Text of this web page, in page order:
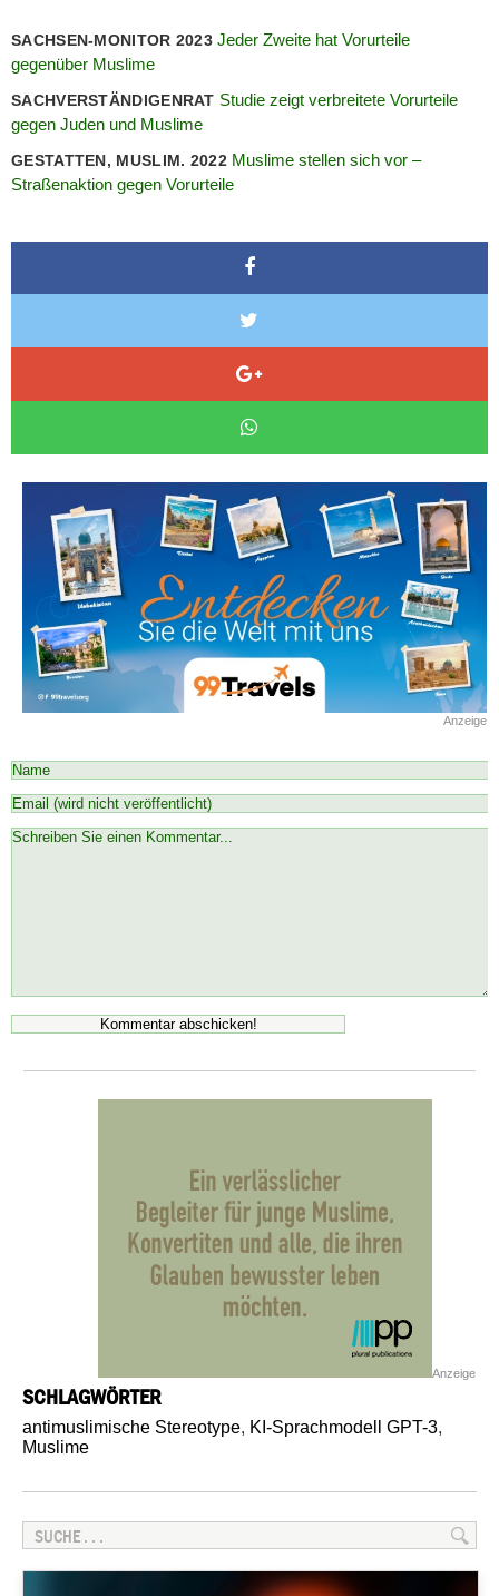
SACHSEN-MONITOR 2023Jeder Zweite hat Vorurteile
gegenüber Muslime
SACHVERSTÄNDIGENRAT Studie zeigt verbreitete Vorurteile
gegen Juden und Muslime
GESTATTEN, MUSLIM. 2022 Muslime stellen sich vor –
Straßenaktion gegen Vorurteile
Anzeige
Anzeige
SCHLAGWÖRTER
antimuslimische Stereotype, KI-Sprachmodell GPT-3,
Muslime